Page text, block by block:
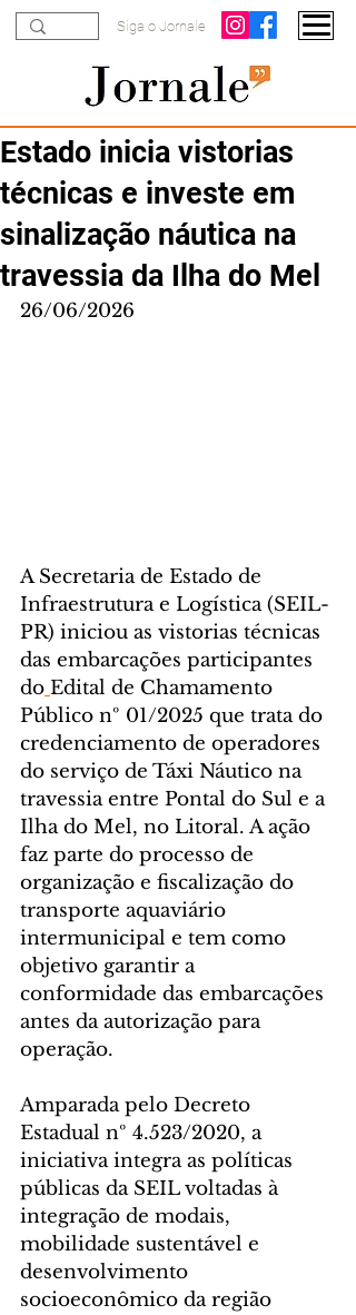
Siga o Jornale
Estado inicia vistorias
técnicas e investe em
sinalização náutica na
travessia da Ilha do Mel
26/06/2026
A Secretaria de Estado de
Infraestrutura e Logística (SEIL-
PR) iniciou as vistorias técnicas
das embarcações participantes
do Edital de Chamamento
Público nº 01/2025 que trata do
credenciamento de operadores
do serviço de Táxi Náutico na
travessia entre Pontal do Sul e a
Ilha do Mel, no Litoral. A ação
faz parte do processo de
organização e fiscalização do
transporte aquaviário
intermunicipal e tem como
objetivo garantir a
conformidade das embarcações
antes da autorização para
operação.
Amparada pelo Decreto
Estadual nº 4.523/2020, a
iniciativa integra as políticas
públicas da SEIL voltadas à
integração de modais,
mobilidade sustentável e
desenvolvimento
socioeconômico da região